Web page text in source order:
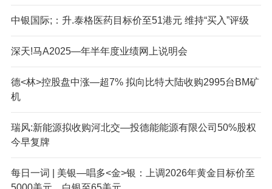
中银国际;：升.泰格医药目标价至51港元 维持“买入”评级
深天!马A2025—年半年度业绩网上说明会
德<林>控股盘中涨—超7% 拟向比特大陆收购2995台BM矿
机
瑞风:新能源拟收购河北交—投德能能源有限公司50%股权
今早复牌
每日一词 | 美银—唱多<金>银：上调2026年黄金目标价至